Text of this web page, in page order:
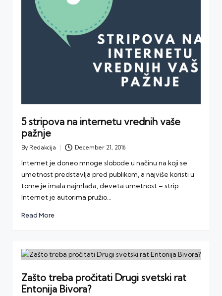
5 stripova na internetu vrednih vaše
pažnje
Posted
By Redakcija December 21, 2016
Internet je doneo mnoge slobode u načinu na koji se
umetnost predstavlja pred publikom, a najviše koristi u
tome je imala najmlađa, deveta umetnost – strip.
Internet je autorima pružio…
Read More
Zašto treba pročitati Drugi svetski rat
Entonija Bivora?